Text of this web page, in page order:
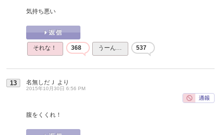
気持ち悪い
それな！ 368 うーん… 537
13 名無しだＪ より
2015年10月30日 6:56 PM
腹をくくれ！